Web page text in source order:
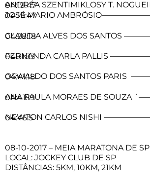
ANDRÉA SZENTIMIKLOSY T. NOGUEIRA ————– 04:19:47
JOSÉ MARIO AMBRÓSIO———————————– 04:19:47
CLAUDIA ALVES DOS SANTOS ————————— 04:28:18
FERNANDA CARLA PALLIS ——————————— 04:31:33
OSWALDO DOS SANTOS PARIS ———————— 04:41:18
ANA PAULA MORAES DE SOUZA ´———————– 04:41:19
NEWTON CARLOS NISHI ———————————– 04:45:5
08-10-2017 – MEIA MARATONA DE SP
LOCAL: JOCKEY CLUB DE SP
DISTÂNCIAS: 5KM, 10KM, 21KM